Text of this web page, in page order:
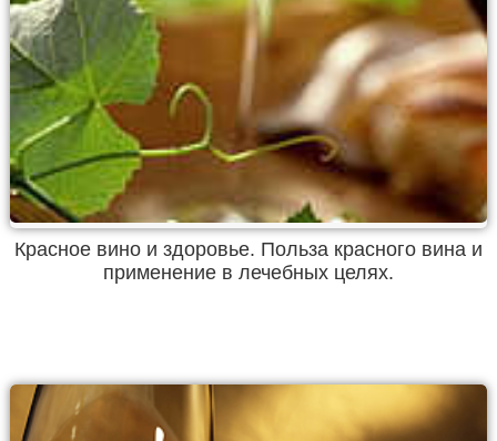
Красное вино и здоровье. Польза красного вина и
применение в лечебных целях.